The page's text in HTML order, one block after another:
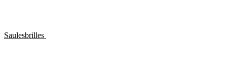
Saulesbrilles